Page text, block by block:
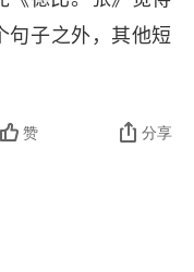
句子之外，其他短
赞 分享